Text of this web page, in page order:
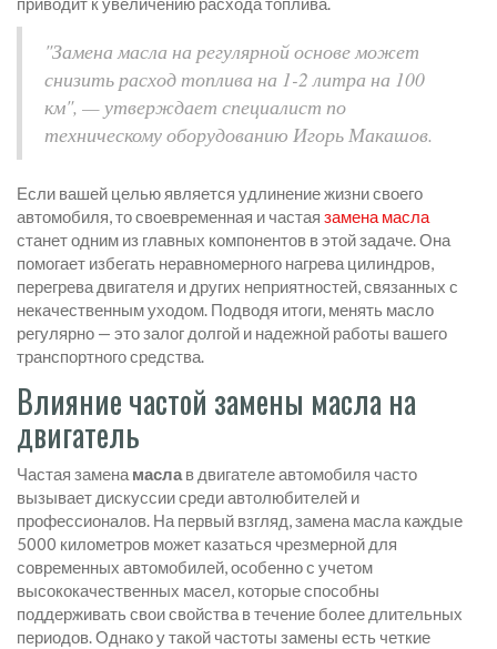
"Замена масла на регулярной основе может
снизить расход топлива на 1-2 литра на 100
км", — утверждает специалист по
техническому оборудованию Игорь Макашов.
Если вашей целью является удлинение жизни своего
автомобиля, то своевременная и частая замена масла
станет одним из главных компонентов в этой задаче. Она
помогает избегать неравномерного нагрева цилиндров,
перегрева двигателя и других неприятностей, связанных с
некачественным уходом. Подводя итоги, менять масло
регулярно — это залог долгой и надежной работы вашего
транспортного средства.
Влияние частой замены масла на
двигатель
Частая замена масла в двигателе автомобиля часто
вызывает дискуссии среди автолюбителей и
профессионалов. На первый взгляд, замена масла каждые
5000 километров может казаться чрезмерной для
современных автомобилей, особенно с учетом
высококачественных масел, которые способны
поддерживать свои свойства в течение более длительных
периодов. Однако у такой частоты замены есть четкие